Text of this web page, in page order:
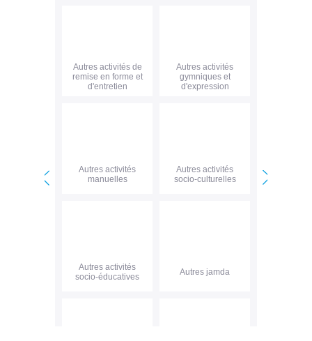
Autres activités de
remise en forme et
d'entretien
Autres activités
gymniques et
d'expression
Autres activités
manuelles
Autres activités
socio-culturelles
Autres activités
socio-éducatives
Autres jamda